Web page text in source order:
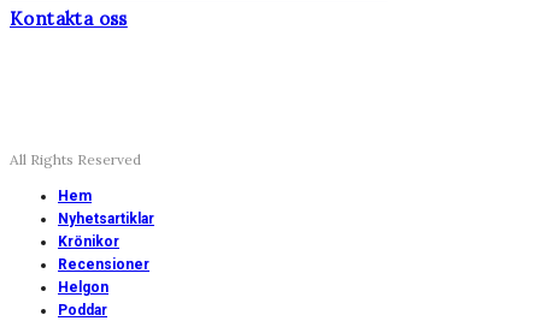
Kontakta oss
All Rights Reserved
Hem
Nyhetsartiklar
Krönikor
Recensioner
Helgon
Poddar